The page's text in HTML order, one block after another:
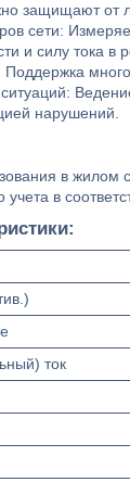
защищают от
сети:
и силу тока в
нарушений.
в жилом
учета в
ток